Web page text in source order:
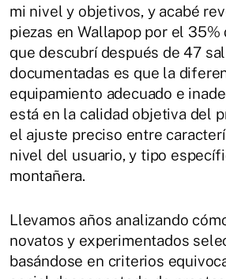
mi nivel y objetivos, y acabé
piezas en Wallapop por el 35%
que descubrí después de 47
documentadas es que la
equipamiento adecuado e
está en la calidad objetiva del
el ajuste preciso entre
nivel del usuario, y tipo
montañera.
Llevamos años analizando
novatos y experimentados
basándose en criterios